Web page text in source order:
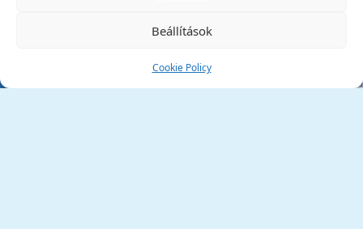
Beállítások
Cookie Policy
Tata Város Önkormányzata